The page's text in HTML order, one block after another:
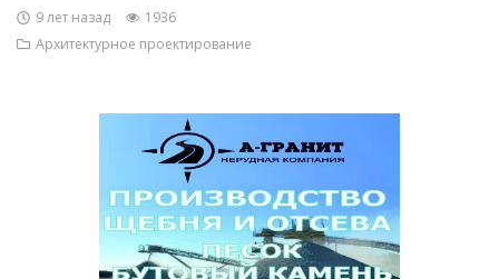
9 лет назад
1936
Архитектурное проектирование